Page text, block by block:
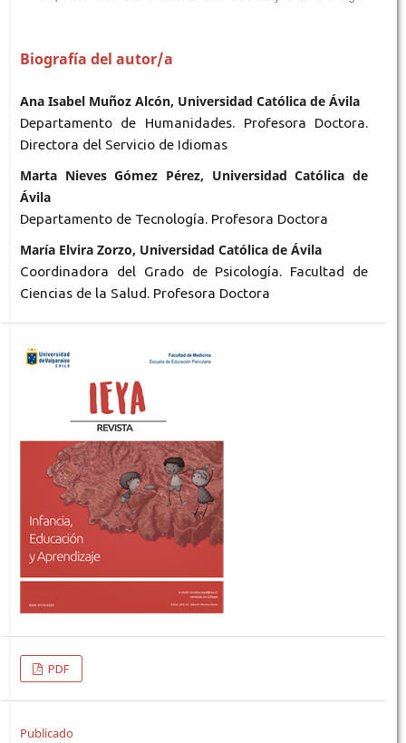
Biografía del autor/a
Ana Isabel Muñoz Alcón, Universidad Católica de Ávila
Departamento de Humanidades. Profesora Doctora.
Directora del Servicio de Idiomas
Marta Nieves Gómez Pérez, Universidad Católica de
Ávila
Departamento de Tecnología. Profesora Doctora
María Elvira Zorzo, Universidad Católica de Ávila
Coordinadora del Grado de Psicología. Facultad de
Ciencias de la Salud. Profesora Doctora
PDF
Publicado